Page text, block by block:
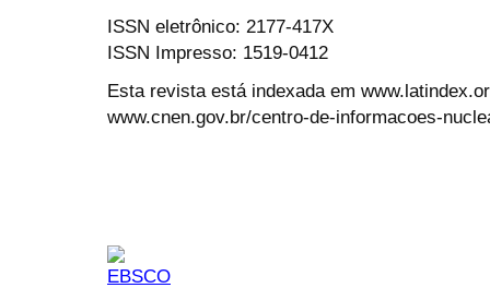
ISSN eletrônico: 2177-417X
ISSN Impresso: 1519-0412
Esta revista está indexada em
www.cnen.gov.br/centro-de-informacoes-